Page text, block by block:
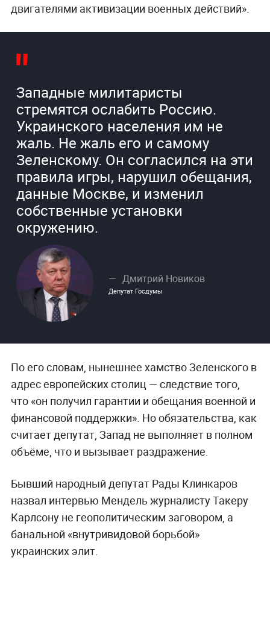
двигателями активизации военных действий».
Западные милитаристы
стремятся ослабить Россию.
Украинского населения им не
жаль. Не жаль его и самому
Зеленскому. Он согласился на эти
правила игры, нарушил обещания,
данные Москве, и изменил
собственные установки
окружению.
Дмитрий Новиков
Депутат Госдумы
По его словам, нынешнее хамство Зеленского в
адрес европейских столиц — следствие того,
что «он получил гарантии и обещания военной и
финансовой поддержки». Но обязательства, как
считает депутат, Запад не выполняет в полном
объёме, что и вызывает раздражение.
Бывший народный депутат Рады Клинкаров
назвал интервью Мендель журналисту Такеру
Карлсону не геополитическим заговором, а
банальной «внутривидовой борьбой»
украинских элит.